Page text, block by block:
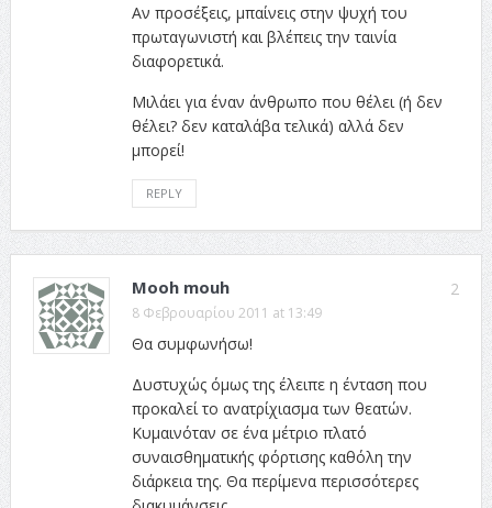
Αν προσέξεις, μπαίνεις στην ψυχή του
πρωταγωνιστή και βλέπεις την ταινία
διαφορετικά.
Μιλάει για έναν άνθρωπο που θέλει (ή δεν
θέλει? δεν καταλάβα τελικά) αλλά δεν
μπορεί!
REPLY
2
Mooh mouh
8 Φεβρουαρίου 2011 at 13:49
Θα συμφωνήσω!
Δυστυχώς όμως της έλειπε η ένταση που
προκαλεί το ανατρίχιασμα των θεατών.
Κυμαινόταν σε ένα μέτριο πλατό
συναισθηματικής φόρτισης καθόλη την
διάρκεια της. Θα περίμενα περισσότερες